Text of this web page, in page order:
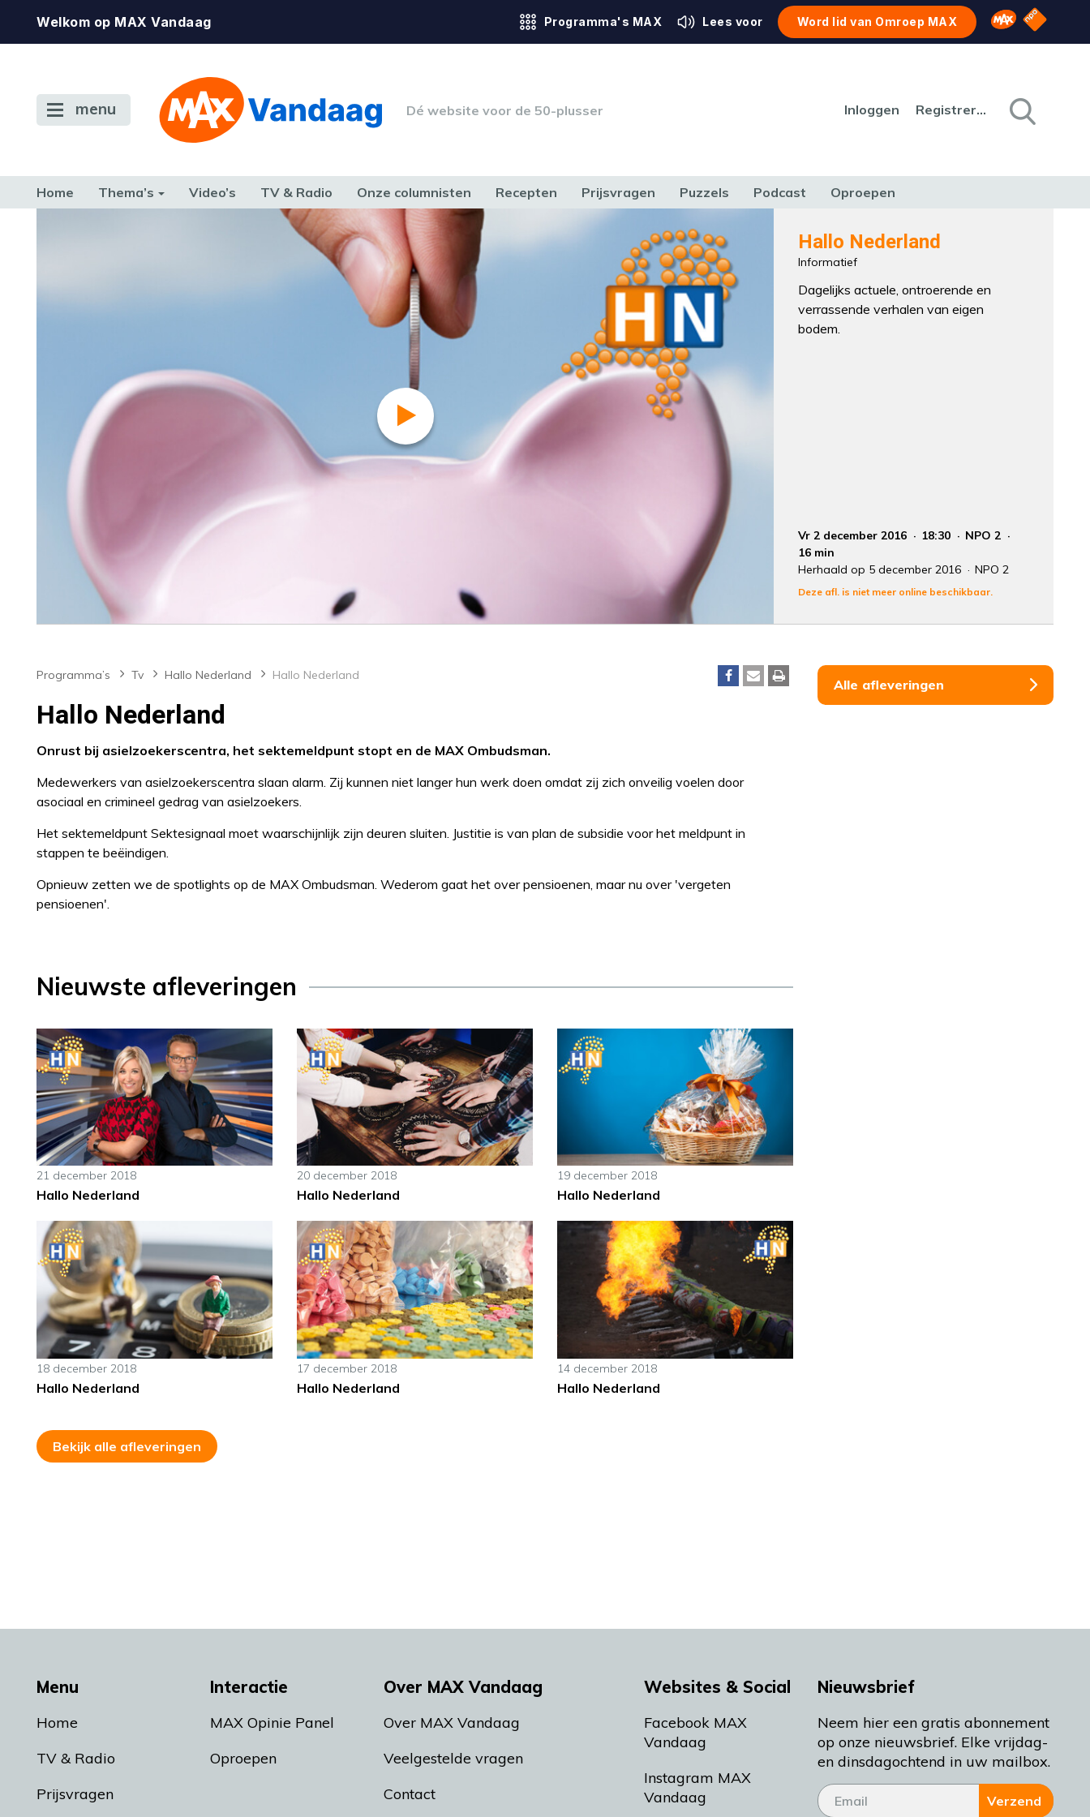
Welkom op MAX Vandaag Programma's MAX Lees voor Word lid van Omroep MAX Omroep MAX
NPO
menu Dé website voor de 50-plusser Inloggen Registreren
Home Thema’s Video’s TV & Radio Onze columnisten Recepten Prijsvragen Puzzels Podcast Oproepen
FAMILIE & RELATIE GELD, WERK & RECHT GEZONDHEID & SPORT
Hallo Nederland
Informatief
Dagelijks actuele, ontroerende en
verrassende verhalen van eigen
bodem.
Vr 2 december 2016 18:30
NPO 2
16 min
Herhaald op 5 december 2016
NPO 2
Deze afl. is niet meer online beschikbaar.
Programma’s Tv Hallo Nederland Hallo Nederland
Hallo Nederland
Onrust bij asielzoekerscentra, het sektemeldpunt stopt en de MAX Ombudsman.
Medewerkers van asielzoekerscentra slaan alarm. Zij kunnen niet langer hun werk doen omdat zij zich onveilig voelen door
asociaal en crimineel gedrag van asielzoekers.
Het sektemeldpunt Sektesignaal moet waarschijnlijk zijn deuren sluiten. Justitie is van plan de subsidie voor het meldpunt in
stappen te beëindigen.
Opnieuw zetten we de spotlights op de MAX Ombudsman. Wederom gaat het over pensioenen, maar nu over 'vergeten
pensioenen'.
Nieuwste afleveringen
21 december 2018
Hallo Nederland
20 december 2018
Hallo Nederland
19 december 2018
Hallo Nederland
18 december 2018
Hallo Nederland
17 december 2018
Hallo Nederland
14 december 2018
Hallo Nederland
Bekijk alle afleveringen
Alle afleveringen
Menu
Home
TV & Radio
Prijsvragen
Interactie
MAX Opinie Panel
Oproepen
Over MAX Vandaag
Over MAX Vandaag
Veelgestelde vragen
Contact
Websites & Social
Facebook MAX
Vandaag
Instagram MAX
Vandaag
Nieuwsbrief
Neem hier een gratis abonnement
op onze nieuwsbrief. Elke vrijdag-
en dinsdagochtend in uw mailbox.
Verzend